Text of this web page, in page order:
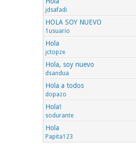
jdsafadi
HOLA SOY NUEVO
1usuario
Hola
jctopze
Hola, soy nuevo
dsandua
Hola a todos
dopazo
Hola!
sodurante
Hola
Papita123